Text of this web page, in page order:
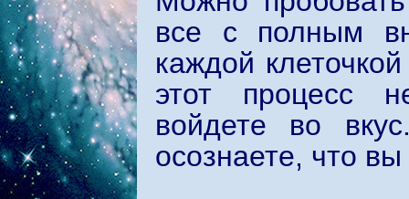
все с полным
каждой
этот процесс
войдете во
осознаете, что